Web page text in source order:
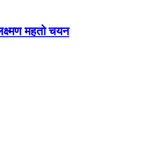
महतो चयन